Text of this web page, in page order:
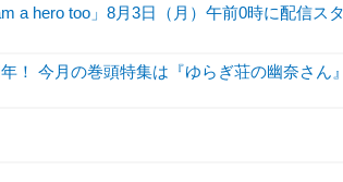
a hero too」8月3日（月）午前0時に配信ス
！ 今月の巻頭特集は『ゆらぎ荘の幽奈さん』